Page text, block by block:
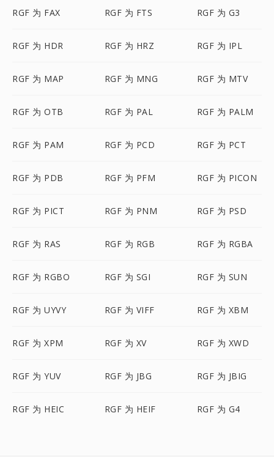
RGF 为 FAX RGF 为 FTS RGF 为 G3
RGF 为 HDR RGF 为 HRZ RGF 为 IPL
RGF 为 MAP RGF 为 MNG RGF 为 MTV
RGF 为 OTB RGF 为 PAL RGF 为 PALM
RGF 为 PAM RGF 为 PCD RGF 为 PCT
RGF 为 PDB RGF 为 PFM RGF 为 PICON
RGF 为 PICT RGF 为 PNM RGF 为 PSD
RGF 为 RAS RGF 为 RGB RGF 为 RGBA
RGF 为 RGBO RGF 为 SGI RGF 为 SUN
RGF 为 UYVY RGF 为 VIFF RGF 为 XBM
RGF 为 XPM RGF 为 XV RGF 为 XWD
RGF 为 YUV RGF 为 JBG RGF 为 JBIG
RGF 为 HEIC RGF 为 HEIF RGF 为 G4